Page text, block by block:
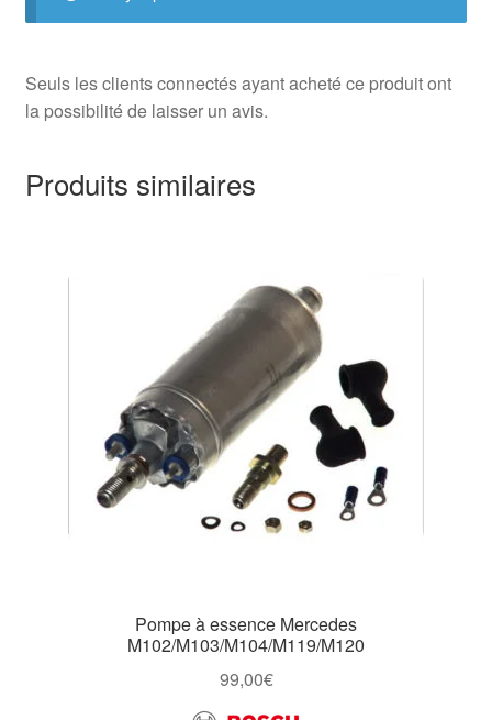
Seuls les clients connectés ayant acheté ce produit ont
la possibilité de laisser un avis.
Produits similaires
Pompe à essence Mercedes
M102/M103/M104/M119/M120
99,00€